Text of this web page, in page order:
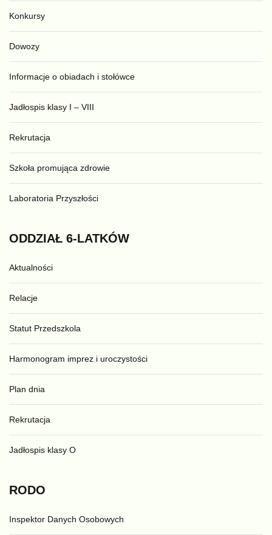
Konkursy
Dowozy
Informacje o obiadach i stołówce
Jadłospis klasy I – VIII
Rekrutacja
Szkoła promująca zdrowie
Laboratoria Przyszłości
ODDZIAŁ 6-LATKÓW
Aktualności
Relacje
Statut Przedszkola
Harmonogram imprez i uroczystości
Plan dnia
Rekrutacja
Jadłospis klasy O
RODO
Inspektor Danych Osobowych